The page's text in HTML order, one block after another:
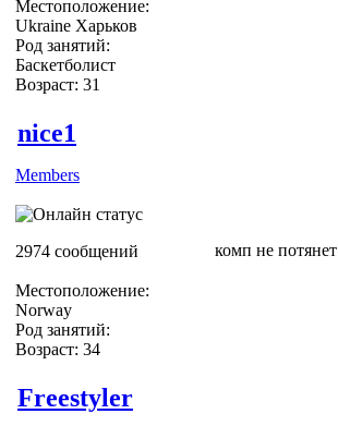
Местоположение:
Ukraine Харьков
Род занятий:
Баскетболист
Возраст: 31
nice1
Members
2974 сообщений
Местоположение:
Norway
Род занятий:
Возраст: 34
комп не потянет
Freestyler